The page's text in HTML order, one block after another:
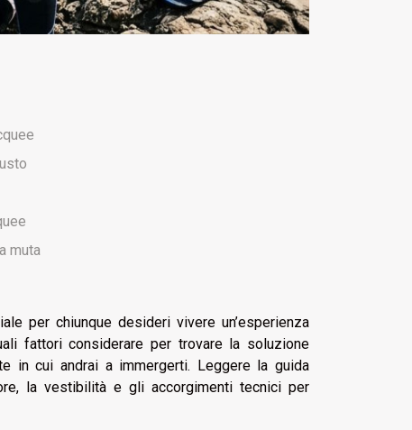
muta
per chiunque desideri vivere un’esperienza
fattori considerare per trovare la soluzione
in cui andrai a immergerti. Leggere la guida
la vestibilità e gli accorgimenti tecnici per